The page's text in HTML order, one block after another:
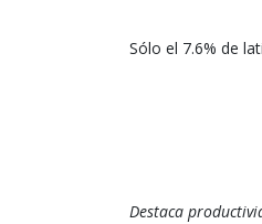
Sólo el 7.6% de
Destaca